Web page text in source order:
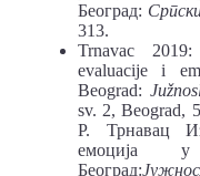
Београд:
313.
Trnavac
evaluacije i
Beograd:
sv. 2, Beograd,
Р. Трнавац
емоција у
Београд: